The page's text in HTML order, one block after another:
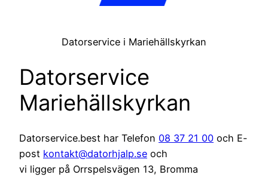
Datorservice i Mariehällskyrkan
Datorservice
Mariehällskyrkan
Datorservice.best har Telefon 08 37 21 00 och E-
post kontakt@datorhjalp.se och
vi ligger på Orrspelsvägen 13, Bromma